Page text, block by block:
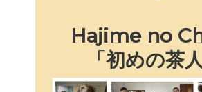
Hajime no
「初めの茶人